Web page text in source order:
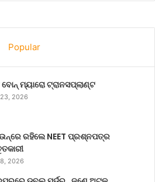
Popular
ମ୍ୟାରୋ ଟ୍ରାନସପ୍ଲାଣ୍ଟ
2026
ରହିଲେ NEET ପ୍ରଶ୍ନପତ୍ର
2026